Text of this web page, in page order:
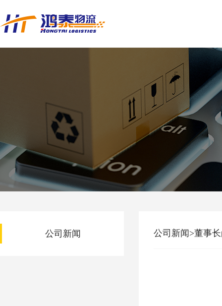
公司新闻 公司新闻>董事